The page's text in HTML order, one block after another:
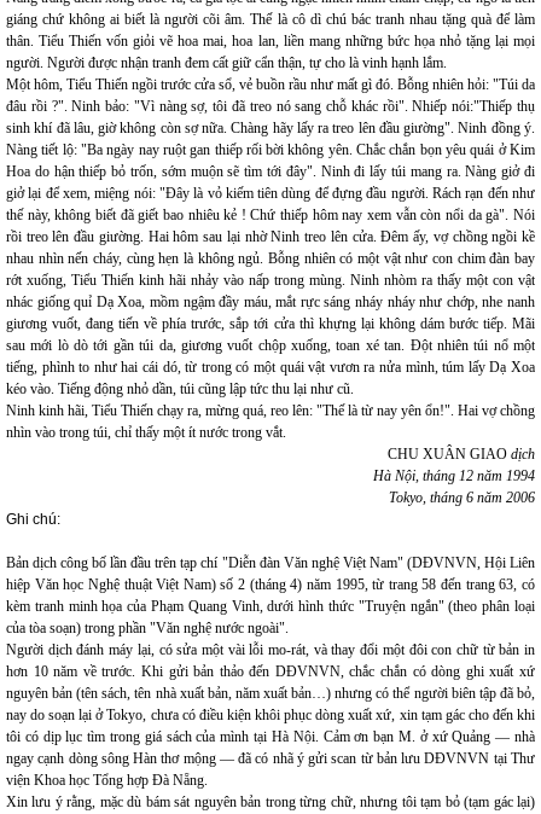
giáng chứ không ai biết là người cõi âm. Thế là cô dì chú bác tranh nhau tặng quà để làm
thân. Tiểu Thiến vốn giỏi vẽ hoa mai, hoa lan, liền mang những bức họa nhỏ tặng lại mọi
người. Người được nhận tranh đem cất giữ cẩn thận, tự cho là vinh hạnh lắm.
Một hôm, Tiểu Thiến ngồi trước cửa sổ, vẻ buồn rầu như mất gì đó. Bỗng nhiên hỏi: "Túi da
đâu rồi ?". Ninh bảo: "Vì nàng sợ, tôi đã treo nó sang chỗ khác rồi". Nhiếp nói:"Thiếp thụ
sinh khí đã lâu, giờ không còn sợ nữa. Chàng hãy lấy ra treo lên đầu giường". Ninh đồng ý.
Nàng tiết lộ: "Ba ngày nay ruột gan thiếp rối bời không yên. Chắc chắn bọn yêu quái ở Kim
Hoa do hận thiếp bỏ trốn, sớm muộn sẽ tìm tới đây". Ninh đi lấy túi mang ra. Nàng giở đi
giở lại để xem, miệng nói: "Đây là vỏ kiếm tiên dùng để đựng đầu người. Rách rạn đến như
thế này, không biết đã giết bao nhiêu kẻ ! Chứ thiếp hôm nay xem vẫn còn nổi da gà". Nói
rồi treo lên đầu giường. Hai hôm sau lại nhờ Ninh treo lên cửa. Đêm ấy, vợ chồng ngồi kề
nhau nhìn nến cháy, cùng hẹn là không ngủ. Bỗng nhiên có một vật như con chim đàn bay
rớt xuống, Tiểu Thiến kinh hãi nhảy vào nấp trong mùng. Ninh nhòm ra thấy một con vật
nhác giống quỉ Dạ Xoa, mồm ngậm đầy máu, mắt rực sáng nháy nháy như chớp, nhe nanh
giương vuốt, đang tiến về phía trước, sắp tới cửa thì khựng lại không dám bước tiếp. Mãi
sau mới lò dò tới gần túi da, giương vuốt chộp xuống, toan xé tan. Đột nhiên túi nổ một
tiếng, phình to như hai cái dó, từ trong có một quái vật vươn ra nửa mình, túm lấy Dạ Xoa
kéo vào. Tiếng động nhỏ dần, túi cũng lập tức thu lại như cũ.
Ninh kinh hãi, Tiểu Thiến chạy ra, mừng quá, reo lên: "Thế là từ nay yên ổn!". Hai vợ chồng
nhìn vào trong túi, chỉ thấy một ít nước trong vắt.
CHU XUÂN GIAO dịch
Hà Nội, tháng 12 năm 1994
Tokyo, tháng 6 năm 2006
Ghi chú:
Bản dịch công bố lần đầu trên tạp chí "Diễn đàn Văn nghệ Việt Nam" (DĐVNVN, Hội Liên
hiệp Văn học Nghệ thuật Việt Nam) số 2 (tháng 4) năm 1995, từ trang 58 đến trang 63, có
kèm tranh minh họa của Phạm Quang Vinh, dưới hình thức "Truyện ngắn" (theo phân loại
của tòa soạn) trong phần "Văn nghệ nước ngoài".
Người dịch đánh máy lại, có sửa một vài lỗi mo-rát, và thay đổi một đôi con chữ từ bản in
hơn 10 năm về trước. Khi gửi bản thảo đến DĐVNVN, chắc chắn có dòng ghi xuất xứ
nguyên bản (tên sách, tên nhà xuất bản, năm xuất bản…) nhưng có thể người biên tập đã bỏ,
nay do soạn lại ở Tokyo, chưa có điều kiện khôi phục dòng xuất xứ, xin tạm gác cho đến khi
tôi có dịp lục tìm trong giá sách của mình tại Hà Nội. Cảm ơn bạn M. ở xứ Quảng ― nhà
ngay cạnh dòng sông Hàn thơ mộng ― đã có nhã ý gửi scan từ bản lưu DĐVNVN tại Thư
viện Khoa học Tổng hợp Đà Nẵng.
Xin lưu ý rằng, mặc dù bám sát nguyên bản trong từng chữ, nhưng tôi tạm bỏ (tạm gác lại)